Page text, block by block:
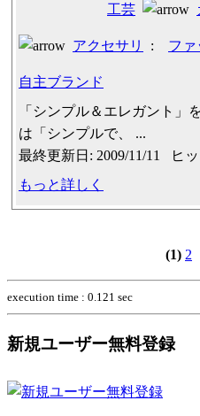
工芸
アクセサリ : ファ
自主ブランド
「シンプル＆エレガント」
は「シンプルで、 ...
最終更新日: 2009/11/11 ヒ
もっと詳しく
(1) 2
execution time : 0.121 sec
新規ユーザー無料登録